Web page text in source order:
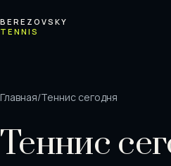
BEREZOVSKY
TENNIS
Главная/Теннис сегодня
Теннис